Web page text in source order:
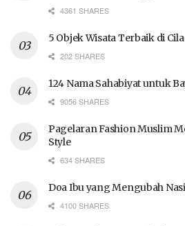
4361 SHARES
5 Objek Wisata Terbaik di
202 SHARES
124 Nama Sahabiyat untuk
9056 SHARES
Pagelaran Fashion Muslim
Style
634 SHARES
Doa Ibu yang Mengubah
4100 SHARES